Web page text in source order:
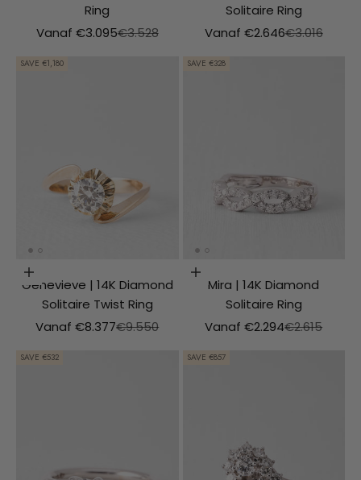
Ring
Aanbiedingsprijs
Vanaf €3.095Normale prijs
€3.528
Solitaire Ring
Aanbiedingsprijs
Vanaf €2.646Normale prijs
€3.016
SAVE €1,180
Choosing options
Genevieve | 14K Diamond
Solitaire Twist Ring
Aanbiedingsprijs
Vanaf €8.377Normale prijs
€9.550
SAVE €328
Choosing options
Mira | 14K Diamond
Solitaire Ring
Aanbiedingsprijs
Vanaf €2.294Normale prijs
€2.615
SAVE €532 SAVE €857